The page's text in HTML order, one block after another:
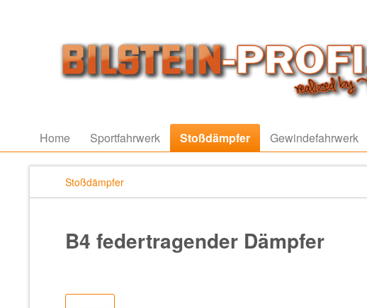
Home Sportfahrwerk Stoßdämpfer Gewindefahrwerk
Stoßdämpfer
B4 federtragender Dämpfer